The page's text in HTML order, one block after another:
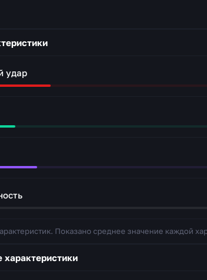
удар
Показано среднее значение каждой
характеристики